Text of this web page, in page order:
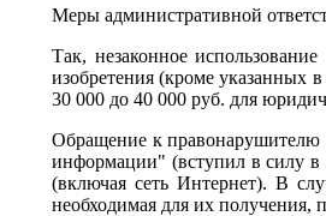
Меры административной
Так, незаконное
изобретения (кроме указанных
30 000 до 40 000 руб. для
Обращение к правонарушителю
информации" (вступил в силу в
(включая сеть Интернет). В
необходимая для их получения,